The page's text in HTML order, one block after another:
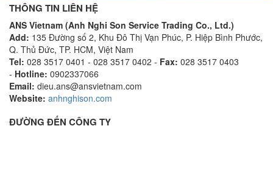
THÔNG TIN LIÊN HỆ
ANS Vietnam (Anh Nghi Son Service Trading Co., Ltd.)
Add: 135 Đường số 2, Khu Đô Thị Vạn Phúc, P. Hiệp Bình Phước,
Q. Thủ Đức, TP. HCM, Việt Nam
Tel: 028 3517 0401 - 028 3517 0402 - Fax: 028 3517 0403
- Hotline: 0902337066
Email: dieu.ans@ansvietnam.com
Website: anhnghison.com
ĐƯỜNG ĐẾN CÔNG TY